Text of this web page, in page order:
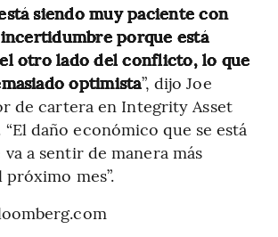
siendo muy paciente con
porque está
otro lado del conflicto, lo que
optimista”, dijo Joe
de cartera en Integrity Asset
daño económico que se está
a sentir de manera más
mes”.